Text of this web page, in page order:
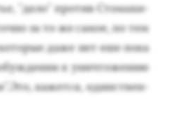
"де­ло" про­тив Сто­махи­
за то же са­мое, по тем
да­же нет еше по­ка
к унич­то­жению
ка­жет­ся, единс­твен­